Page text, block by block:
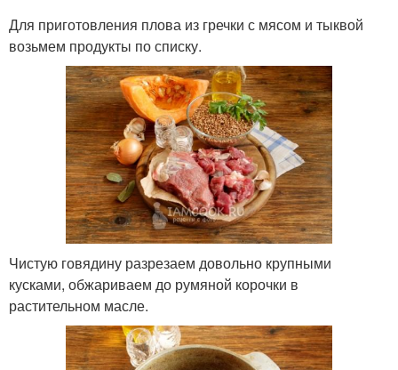
Для приготовления плова из гречки с мясом и тыквой
возьмем продукты по списку.
Чистую говядину разрезаем довольно крупными
кусками, обжариваем до румяной корочки в
растительном масле.